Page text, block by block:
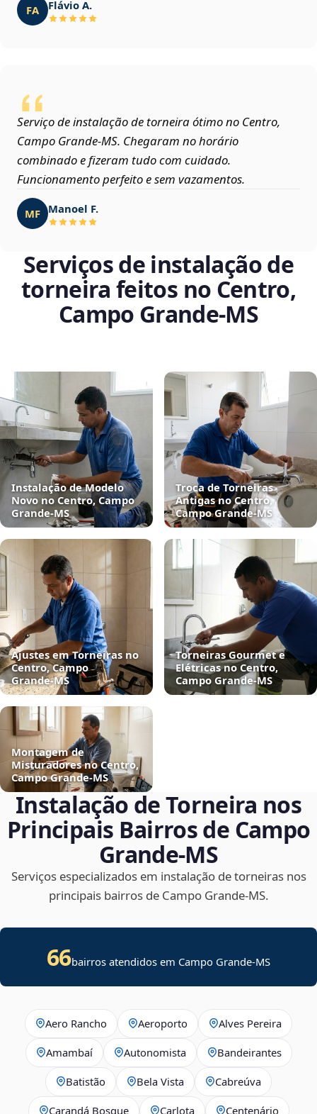
FA Flávio A.
Serviço de instalação de torneira ótimo no Centro,
Campo Grande‑MS. Chegaram no horário
combinado e fizeram tudo com cuidado.
Funcionamento perfeito e sem vazamentos.
MF Manoel F.
Serviços de instalação de
torneira feitos no Centro,
Campo Grande‑MS
Instalação de Modelo
Novo no Centro, Campo
Grande‑MS
Troca de Torneiras
Antigas no Centro,
Campo Grande‑MS
Ajustes em Torneiras no
Centro, Campo
Grande‑MS
Torneiras Gourmet e
Elétricas no Centro,
Campo Grande‑MS
Montagem de
Misturadores no Centro,
Campo Grande‑MS
Instalação de Torneira nos
Principais Bairros de Campo
Grande‑MS
Serviços especializados em instalação de torneiras nos
principais bairros de Campo Grande‑MS.
66bairros atendidos em Campo Grande-MS
Aero Rancho Aeroporto Alves Pereira
Amambaí Autonomista Bandeirantes
Batistão Bela Vista Cabreúva
Carandá Bosque Carlota Centenário